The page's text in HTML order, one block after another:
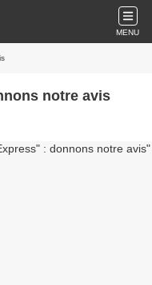
MENU
notre avis